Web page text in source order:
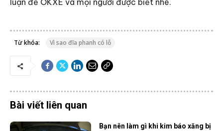
luận để OKXE và mọi người được biết nhé.
Từ khóa: Vì sao đĩa phanh có lỗ
Bài viết liên quan
Bạn nên làm gì khi kim báo xăng bị